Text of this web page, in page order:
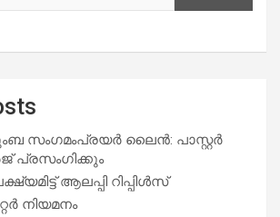
സംഗമംപ്രയർ ലൈൻ: പാസ്റ്റർ
പ്രസംഗിക്കും
ആലപ്പി റിപ്പിൾസ്
നിയമനം